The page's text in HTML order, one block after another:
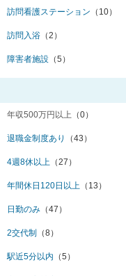
訪問看護ステーション （10）
訪問入浴 （2）
障害者施設 （5）
年収500万円以上 （0）
退職金制度あり （43）
4週8休以上 （27）
年間休日120日以上 （13）
日勤のみ （47）
2交代制 （8）
駅近5分以内 （5）